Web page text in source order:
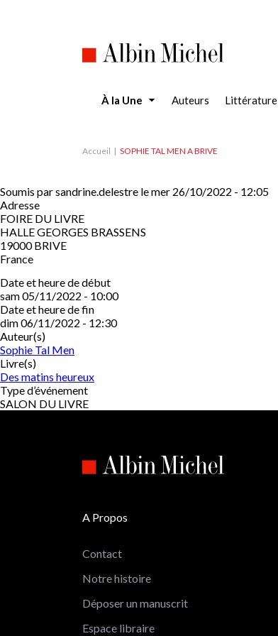
À la Une Auteurs Littérature
Accueil SOPHIE TAL MEN A BRIVE
Soumis parsandrine.delestre lemer 26/10/2022 - 12:05
Adresse
FOIRE DU LIVRE
HALLE GEORGES BRASSENS
19000 BRIVE
France
Date et heure de début
sam 05/11/2022 - 10:00
Date et heure de fin
dim 06/11/2022 - 12:30
Auteur(s)
Sophie Tal Men
Livre(s)
Des matins heureux
Type d’événement
SALON DU LIVRE
A Propos
Contact
Notre histoire
Déposer un manuscrit
Espace libraire